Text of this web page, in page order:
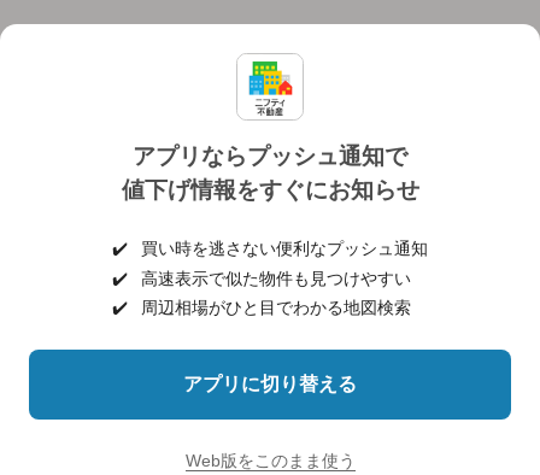
アプリならプッシュ通知で
値下げ情報をすぐにお知らせ
✔️
買い時を逃さない便利なプッシュ通知
✔️
高速表示で似た物件も見つけやすい
✔️
周辺相場がひと目でわかる地図検索
アプリに切り替える
Web版をこのまま使う
個人情報保護ポリシー 利用規約
ヘルプ・お問い合わせ 採用情報
©NIFTY Lifestyle Co., Ltd.